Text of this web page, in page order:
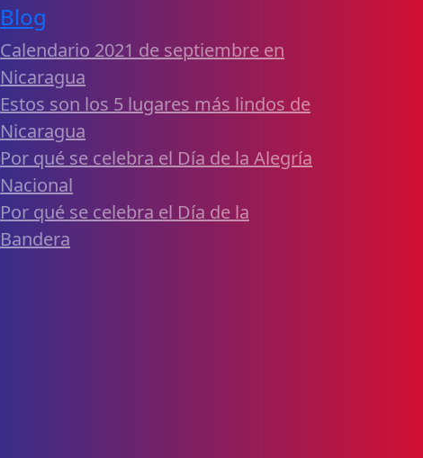
Blog
Calendario 2021 de septiembre en
Nicaragua
Estos son los 5 lugares más lindos de
Nicaragua
Por qué se celebra el Día de la Alegría
Nacional
Por qué se celebra el Día de la
Bandera